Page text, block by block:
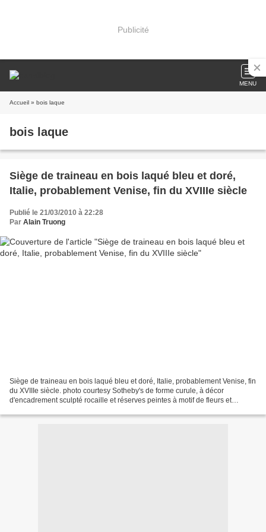
Publicité
MENU
Accueil » bois laque
bois laque
Siège de traineau en bois laqué bleu et doré,
Italie, probablement Venise, fin du XVIIIe siècle
Publié le 21/03/2010 à 22:28
Par Alain Truong
Siège de traineau en bois laqué bleu et doré, Italie, probablement Venise, fin
du XVIIIe siècle. photo courtesy Sotheby's de forme curule, à décor
d'encadrement sculpté rocaille et réserves peintes à motif de fleurs et